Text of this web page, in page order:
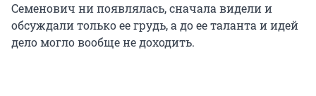
Семенович ни появлялась, сначала видели и
обсуждали только ее грудь, а до ее таланта и идей
дело могло вообще не доходить.